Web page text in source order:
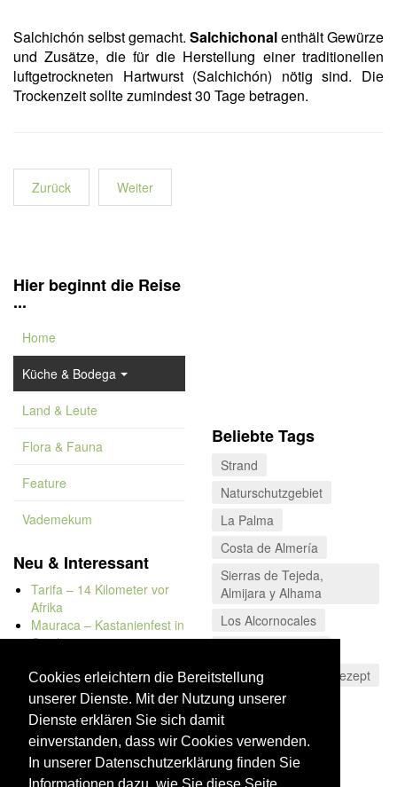
Cookies erleichtern die Bereitstellung
unserer Dienste. Mit der Nutzung unserer
Dienste erklären Sie sich damit
einverstanden, dass wir Cookies verwenden.
In unserer Datenschutzerklärung finden Sie
Salchichón selbst gemacht. Salchichonalenthält Gewürze
und Zusätze, die für die Herstellung einer traditionellen
luftgetrockneten Hartwurst (Salchichón) nötig sind. Die
Trockenzeit sollte zumindest 30 Tage betragen.
Zurück Weiter
Hier beginnt die Reise
...
Home
Küche & Bodega
Land & Leute
Flora & Fauna
Feature
Vademekum
Neu & Interessant
Tarifa – 14 Kilometer vor
Afrika
Mauraca – Kastanienfest in
Capileira
Bolonia
Kap Trafalgar
Düne von Bolonia
Beliebte Tags
Strand
Naturschutzgebiet
La Palma
Costa de Almería
Sierras de Tejeda,
Almijara y Alhama
Los Alcornocales
Costa de la Luz
Rezept
Andalusien